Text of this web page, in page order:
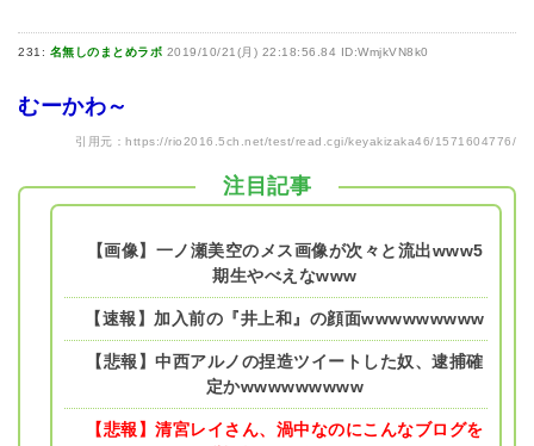
231: 名無しのまとめラボ 2019/10/21(月) 22:18:56.84 ID:WmjkVN8k0
むーかわ～
引用元： https://rio2016.5ch.net/test/read.cgi/keyakizaka46/1571604776/
注目記事
【画像】一ノ瀬美空のメス画像が次々と流出www5
期生やべえなwww
【速報】加入前の『井上和』の顔面wwwwwwwww
【悲報】中西アルノの捏造ツイートした奴、逮捕確
定かwwwwwwwww
【悲報】清宮レイさん、渦中なのにこんなブログを